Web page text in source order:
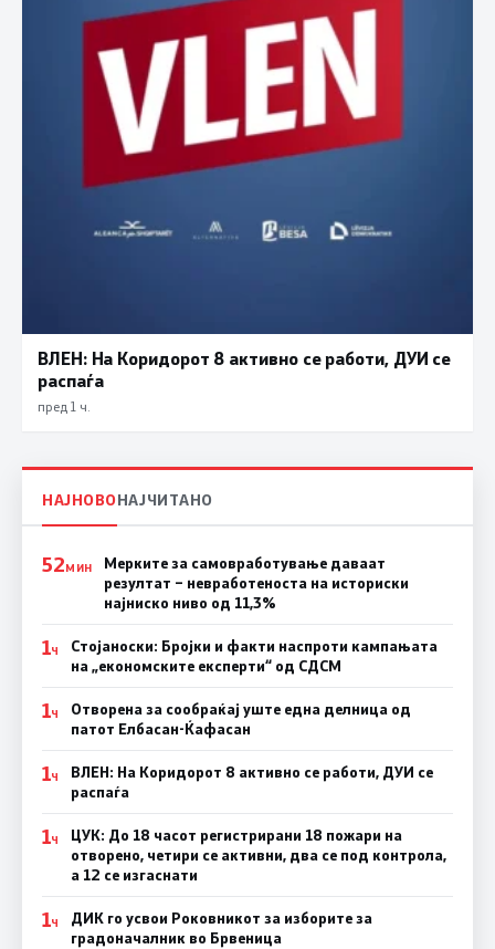
ВЛЕН: На Коридорот 8 активно се работи, ДУИ се
распаѓа
пред 1 ч.
НАЈНОВОНАЈЧИТАНО
52МИН
Мерките за самовработување даваат
резултат – невработеноста на историски
најниско ниво од 11,3%
1Ч
Стојаноски: Бројки и факти наспроти кампањата
на „економските експерти“ од СДСM
1Ч
Отворена за сообраќај уште една делница од
патот Елбасан-Ќафасан
1Ч
ВЛЕН: На Коридорот 8 активно се работи, ДУИ се
распаѓа
1Ч
ЦУК: До 18 часот регистрирани 18 пожари на
отворено, четири се активни, два се под контрола,
а 12 се изгаснати
1Ч
ДИК го усвои Роковникот за изборите за
градоначалник во Брвеница